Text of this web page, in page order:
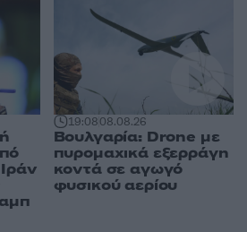
19:0808.08.26
Βουλγαρία: Drone με
πυρομαχικά εξερράγη
κοντά σε αγωγό
φυσικού αερίου